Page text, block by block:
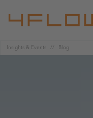
Insights & Events Blog